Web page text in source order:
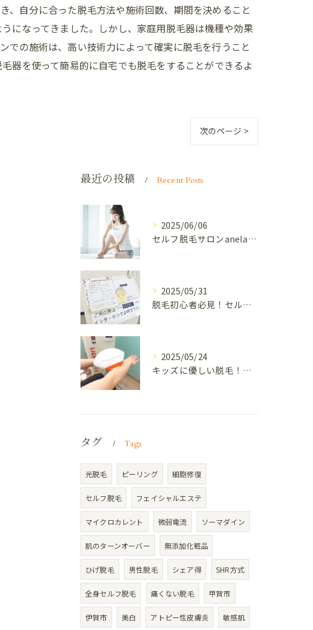
、自分に合った脱毛方法や施術回数、期間を決めること
になってきました。しかし、家庭用脱毛器は機種や効果
での施術は、高い技術力によって確実に脱毛を行うこと
器を使って簡易的に自宅でも脱毛をすることができるよ
次のページ >
最近の投稿 Recent Posts
2025/06/06
セルフ脱毛サロンanelaで夏までに理想の肌を目指そう
2025/05/31
脱毛初心者必見！セルフ脱毛サロンanelaで失敗しないための5つのポイント
2025/05/24
キッズに優しい脱毛！セルフ脱毛サロンanelaの完全利用ガイド
タグ Tags
光脱毛 ピーリング 細胞修復
セルフ脱毛 フェイシャルエステ
マイクロカレント 微弱電流 ソーマダイン
肌のターンオーバー 無添加化粧品
ひげ脱毛 男性脱毛 シェア得 SHR方式
全身セルフ脱毛 痛くない脱毛 甲賀市
伊賀市 美白 アトピー性皮膚炎 敏感肌